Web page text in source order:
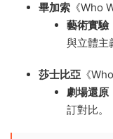
畢加索 《Who
藝術實驗
與立體主
莎士比亞 《
劇場還原
訂對比。